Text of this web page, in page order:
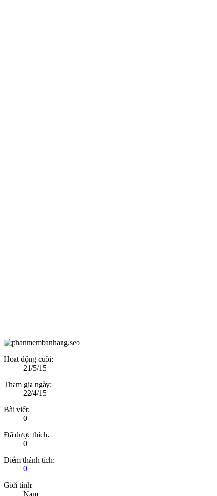
Hoạt động cuối:
21/5/15
Tham gia ngày:
22/4/15
Bài viết:
0
Đã được thích:
0
Điểm thành tích:
0
Giới tính:
Nam